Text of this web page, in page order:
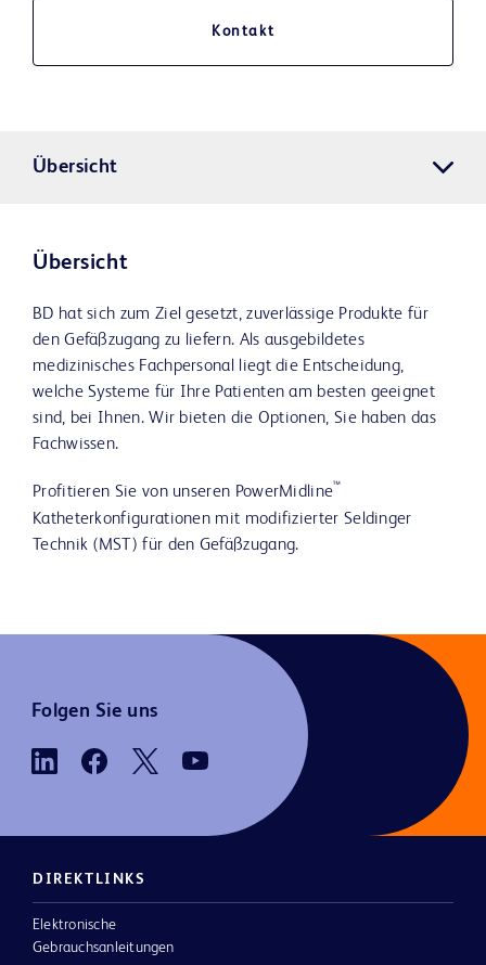
Kontakt
Übersicht
Übersicht
BD hat sich zum Ziel gesetzt, zuverlässige Produkte für
den Gefäßzugang zu liefern. Als ausgebildetes
medizinisches Fachpersonal liegt die Entscheidung,
welche Systeme für Ihre Patienten am besten geeignet
sind, bei Ihnen. Wir bieten die Optionen, Sie haben das
Fachwissen.
Profitieren Sie von unseren PowerMidline™
Katheterkonfigurationen mit modifizierter Seldinger
Technik (MST) für den Gefäßzugang.
Folgen Sie uns
DIREKTLINKS
Elektronische
Gebrauchsanleitungen